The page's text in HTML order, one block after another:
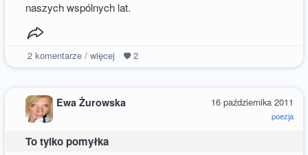
naszych wspólnych lat.
2komentarze / więcej 2
16 października 2011
poezja
Ewa Żurowska
To tylko pomyłka